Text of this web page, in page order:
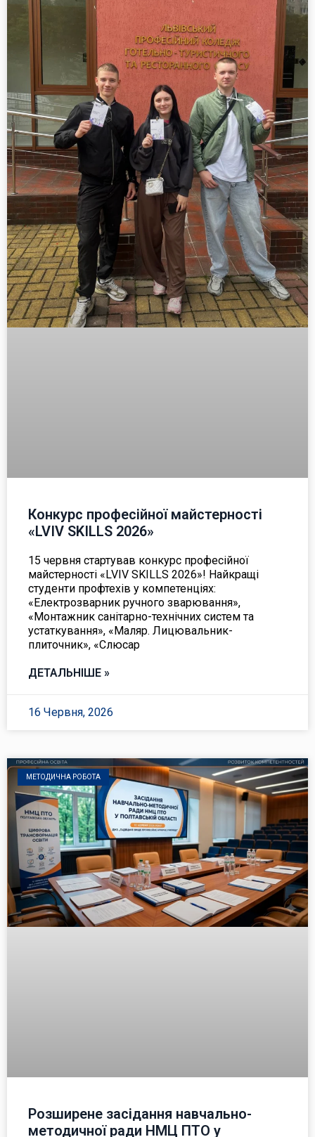
Конкурс професійної майстерності
«LVIV SKILLS 2026»
15 червня стартував конкурс професійної
майстерності «LVIV SKILLS 2026»! Найкращі
студенти профтехів у компетенціях:
«Електрозварник ручного зварювання»,
«Монтажник санітарно-технічних систем та
устаткування», «Маляр. Лицювальник-
плиточник», «Слюсар
ДЕТАЛЬНІШЕ »
16 Червня, 2026
МЕТОДИЧНА РОБОТА
Розширене засідання навчально-
методичної ради НМЦ ПТО у